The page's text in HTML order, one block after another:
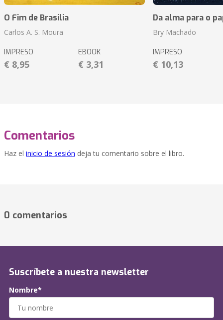
O Fim de Brasilia
Carlos A. S. Moura
IMPRESO
€ 8,95
EBOOK
€ 3,31
Da alma para o
Bry Machado
IMPRESO
€ 10,13
Comentarios
Haz el inicio de sesión deja tu comentario sobre el libro.
0 comentarios
Suscríbete a nuestra newsletter
Nombre*